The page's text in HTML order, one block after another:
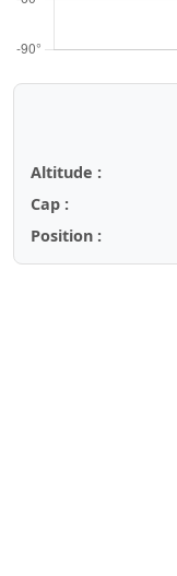
Altitude :
Cap :
Position :